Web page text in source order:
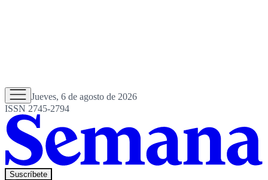
Jueves, 6 de agosto de 2026
ISSN 2745-2794
Suscríbete